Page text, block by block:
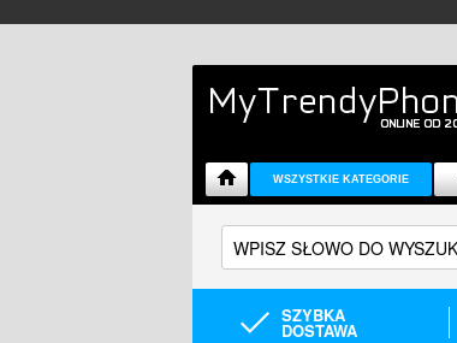
WSZYSTKIE KATEGORIE
SZYBKA
DOSTAWA